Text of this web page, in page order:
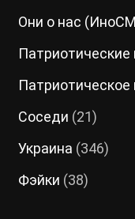
Они о нас
Патриотические
Патриотическое
Соседи (21)
Украина (346)
Фэйки (38)